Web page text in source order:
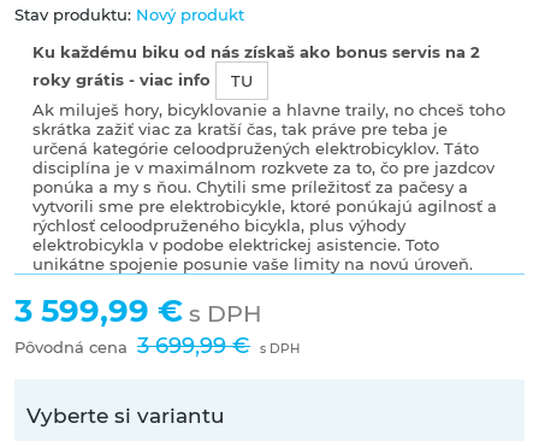
Stav produktu: Nový produkt
Ku každému biku od nás získaš ako bonus servis na 2
roky grátis - viac info
TU
Ak miluješ hory, bicyklovanie a hlavne traily, no chceš toho
skrátka zažiť viac za kratší čas, tak práve pre teba je
určená kategórie celoodpružených elektrobicyklov. Táto
disciplína je v maximálnom rozkvete za to, čo pre jazdcov
ponúka a my s ňou. Chytili sme príležitosť za pačesy a
vytvorili sme pre elektrobicykle, ktoré ponúkajú agilnosť a
rýchlosť celoodpruženého bicykla, plus výhody
elektrobicykla v podobe elektrickej asistencie. Toto
unikátne spojenie posunie vaše limity na novú úroveň.
3 599,99 € s DPH
Pôvodná cena 3 699,99 € s DPH
Vyberte si variantu